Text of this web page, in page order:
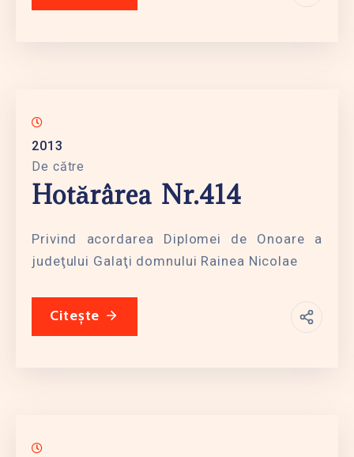
2013
De către
Hotărârea Nr.414
Privind acordarea Diplomei de Onoare a
judeţului Galaţi domnului Rainea Nicolae
Citește